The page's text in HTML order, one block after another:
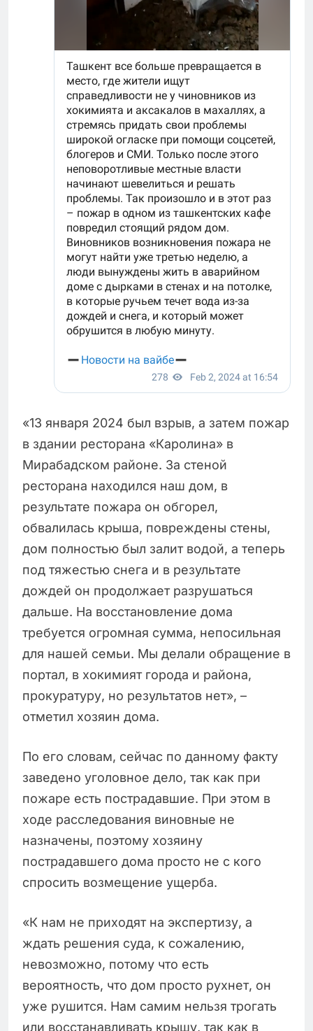
«13 января 2024 был взрыв, а затем пожар
в здании ресторана «Каролина» в
Мирабадском районе. За стеной
ресторана находился наш дом, в
результате пожара он обгорел,
обвалилась крыша, повреждены стены,
дом полностью был залит водой, а теперь
под тяжестью снега и в результате
дождей он продолжает разрушаться
дальше. На восстановление дома
требуется огромная сумма, непосильная
для нашей семьи. Мы делали обращение в
портал, в хокимият города и района,
прокуратуру, но результатов нет», –
отметил хозяин дома.
По его словам, сейчас по данному факту
заведено уголовное дело, так как при
пожаре есть пострадавшие. При этом в
ходе расследования виновные не
назначены, поэтому хозяину
пострадавшего дома просто не с кого
спросить возмещение ущерба.
«К нам не приходят на экспертизу, а
ждать решения суда, к сожалению,
невозможно, потому что есть
вероятность, что дом просто рухнет, он
уже рушится. Нам самим нельзя трогать
или восстанавливать крышу, так как в